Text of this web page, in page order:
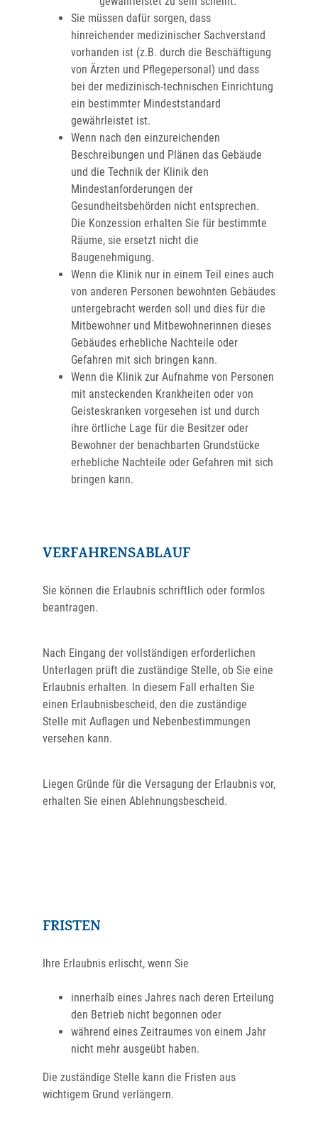
Sie müssen dafür sorgen, dass
hinreichender medizinischer Sachverstand
vorhanden ist (z.B. durch die Beschäftigung
von Ärzten und Pflegepersonal) und dass
bei der medizinisch-technischen Einrichtung
ein bestimmter Mindeststandard
gewährleistet ist.
Wenn nach den einzureichenden
Beschreibungen und Plänen das Gebäude
und die Technik der Klinik den
Mindestanforderungen der
Gesundheitsbehörden nicht entsprechen.
Die Konzession erhalten Sie für bestimmte
Räume, sie ersetzt nicht die
Baugenehmigung.
Wenn die Klinik nur in einem Teil eines auch
von anderen Personen bewohnten Gebäudes
untergebracht werden soll und dies für die
Mitbewohner und Mitbewohnerinnen dieses
Gebäudes erhebliche Nachteile oder
Gefahren mit sich bringen kann.
Wenn die Klinik zur Aufnahme von Personen
mit ansteckenden Krankheiten oder von
Geisteskranken vorgesehen ist und durch
ihre örtliche Lage für die Besitzer oder
Bewohner der benachbarten Grundstücke
erhebliche Nachteile oder Gefahren mit sich
bringen kann.
VERFAHRENSABLAUF
Sie können die Erlaubnis schriftlich oder formlos
beantragen.
Nach Eingang der vollständigen erforderlichen
Unterlagen prüft die zuständige Stelle, ob Sie eine
Erlaubnis erhalten. In diesem Fall erhalten Sie
einen Erlaubnisbescheid, den die zuständige
Stelle mit Auflagen und Nebenbestimmungen
versehen kann.
Liegen Gründe für die Versagung der Erlaubnis vor,
erhalten Sie einen Ablehnungsbescheid.
FRISTEN
Ihre Erlaubnis erlischt, wenn Sie
innerhalb eines Jahres nach deren Erteilung
den Betrieb nicht begonnen oder
während eines Zeitraumes von einem Jahr
nicht mehr ausgeübt haben.
Die zuständige Stelle kann die Fristen aus
wichtigem Grund verlängern.